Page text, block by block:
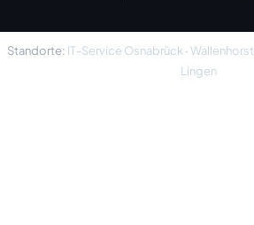
Standorte: IT-Service Osnabrück ·Wallenhorst
Lingen